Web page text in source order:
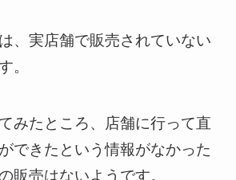
、実店舗で販売されていない
。
みたところ、店舗に行って直
できたという情報がなかった
販売はないようです。